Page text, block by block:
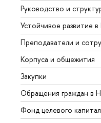
Руководство и
Устойчивое развитие
Преподаватели и
Корпуса и общежития
Закупки
Обращения граждан в
Фонд целевого